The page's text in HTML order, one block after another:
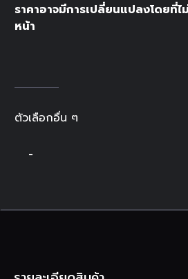
ราคาอาจมีการเปลี่ยนแปลงโดยที่
หน้า
ตัวเลือกอื่น ๆ
-